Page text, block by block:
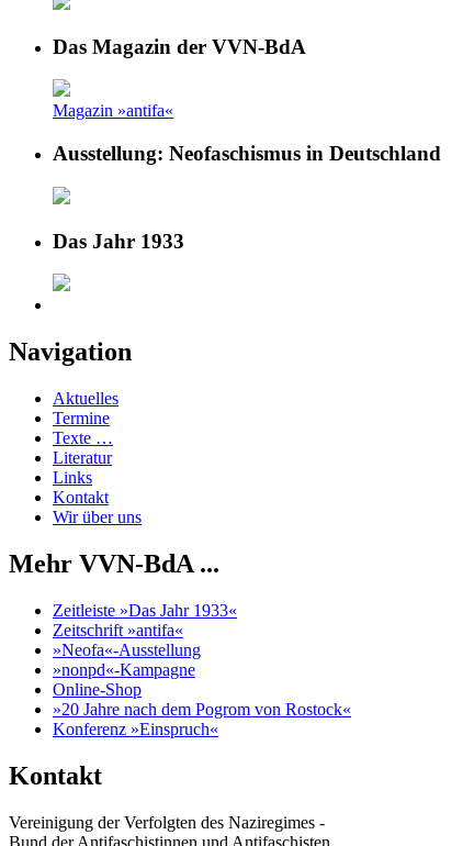
Das Magazin der VVN-BdA
Magazin »antifa«
Ausstellung: Neofaschismus in Deutschland
Das Jahr 1933
Navigation
Aktuelles
Termine
Texte …
Literatur
Links
Kontakt
Wir über uns
Mehr VVN-BdA ...
Zeitleiste »Das Jahr 1933«
Zeitschrift »antifa«
»Neofa«-Ausstellung
»nonpd«-Kampagne
Online-Shop
»20 Jahre nach dem Pogrom von Rostock«
Konferenz »Einspruch«
Kontakt
Vereinigung der Verfolgten des Naziregimes -
Bund der Antifaschistinnen und Antifaschisten